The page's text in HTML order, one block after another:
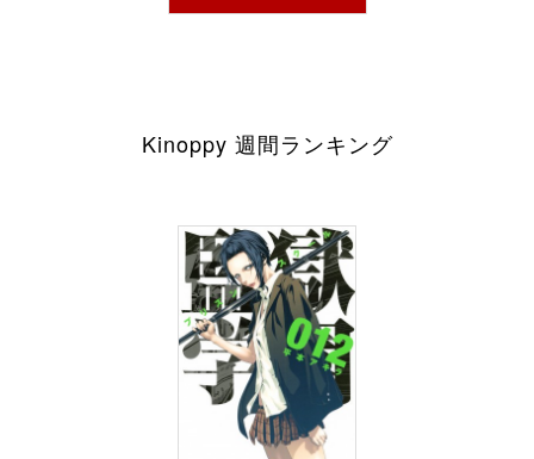
Kinoppy 週間ランキング